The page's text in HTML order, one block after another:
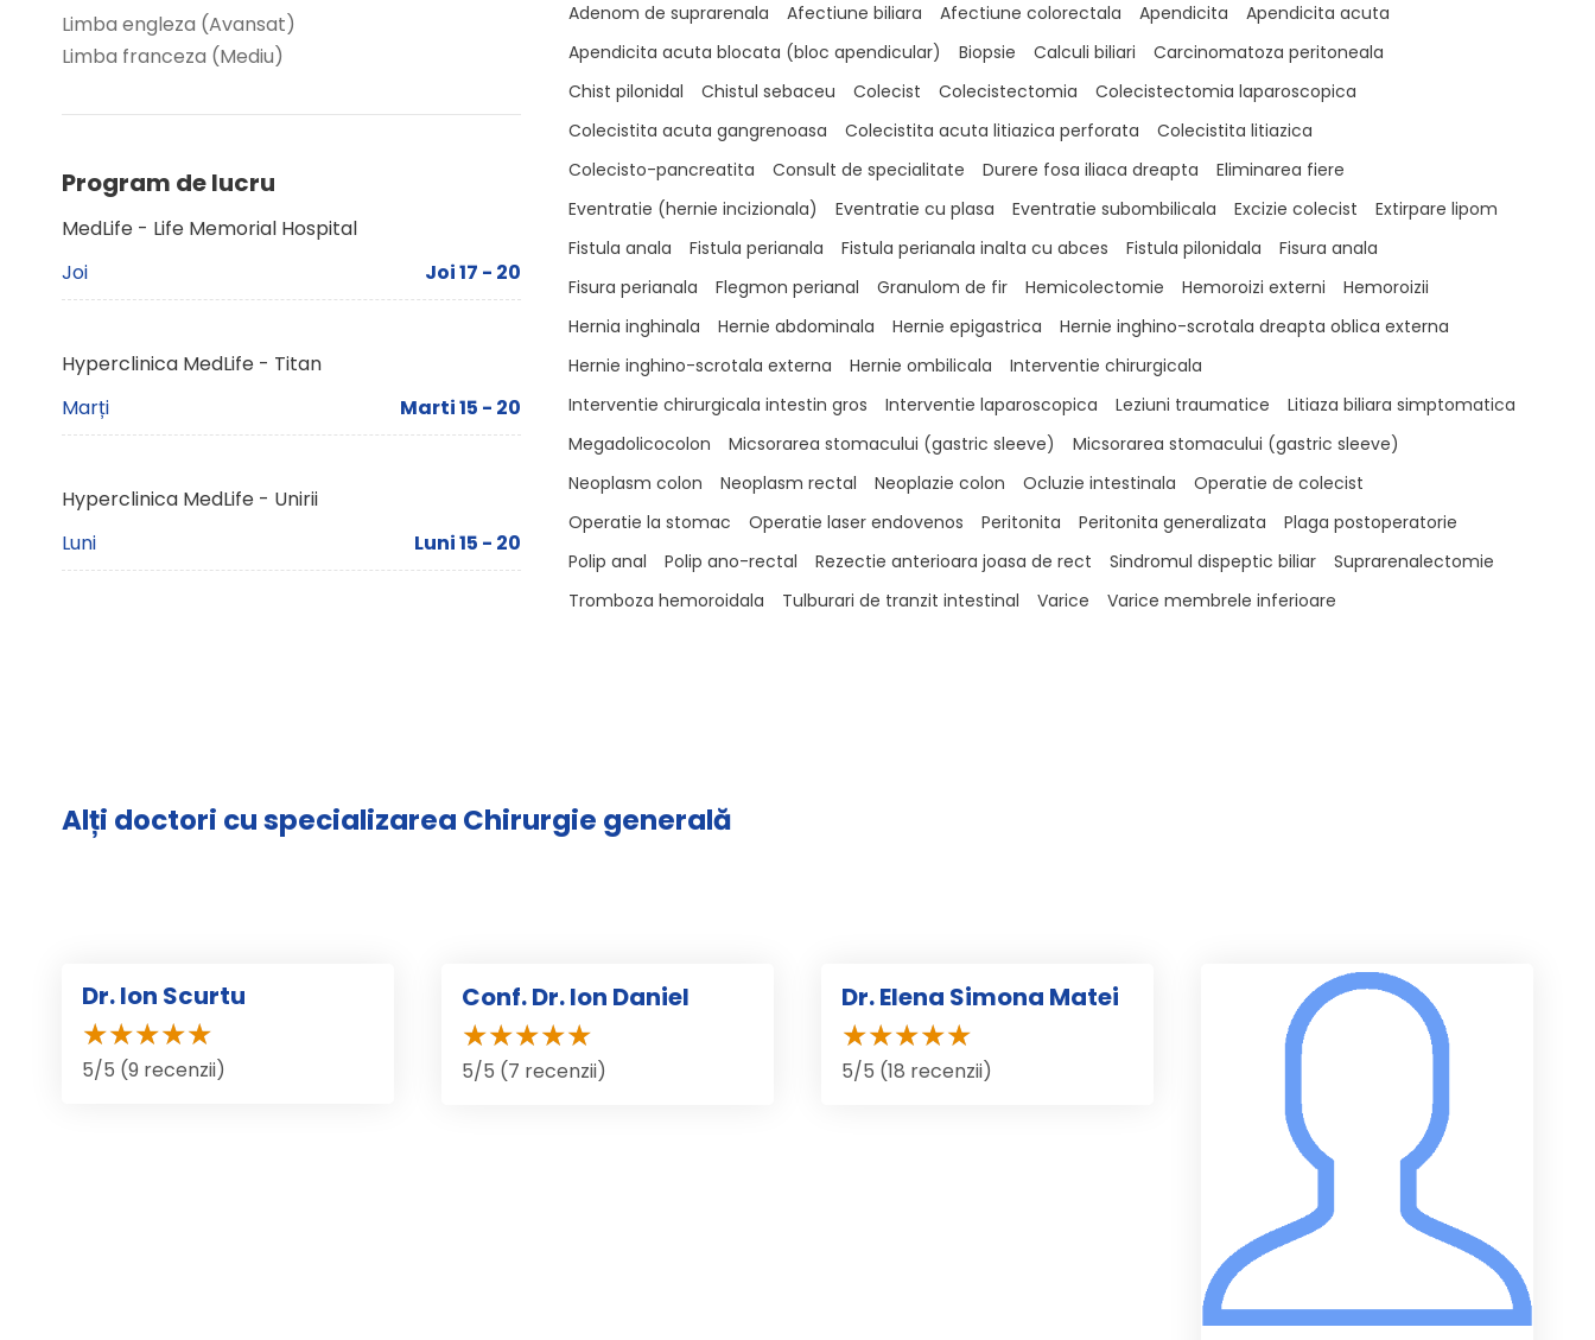
Limba engleza (Avansat)
Limba franceza (Mediu)
Program de lucru
MedLife - Life Memorial Hospital
Joi
Joi 17 - 20
Hyperclinica MedLife - Titan
Marți
Marti 15 - 20
Hyperclinica MedLife - Unirii
Luni
Luni 15 - 20
Adenom de suprarenala
Afectiune biliara Afectiune colorectala Apendicita
Apendicita acuta
Apendicita acuta blocata (bloc apendicular)
Biopsie Calculi biliari
Carcinomatoza peritoneala
Chist pilonidal
Chistul sebaceu Colecist Colecistectomia
Colecistectomia laparoscopica
Colecistita acuta gangrenoasa
Colecistita acuta litiazica perforata
Colecistita litiazica
Colecisto-pancreatita
Consult de specialitate Durere fosa iliaca dreapta
Eliminarea fiere
Eventratie (hernie incizionala)
Eventratie cu plasa Eventratie subombilicala Excizie colecist
Extirpare lipom
Fistula anala
Fistula perianala Fistula perianala inalta cu abces Fistula pilonidala
Fisura anala
Fisura perianala
Flegmon perianal Granulom de fir Hemicolectomie Hemoroizi externi
Hemoroizii
Hernia inghinala
Hernie abdominala Hernie epigastrica
Hernie inghino-scrotala dreapta oblica externa
Hernie inghino-scrotala externa
Hernie ombilicala
Interventie chirurgicala
Interventie chirurgicala intestin gros
Interventie laparoscopica Leziuni traumatice
Litiaza biliara simptomatica
Megadolicocolon
Micsorarea stomacului (gastric sleeve)
Micsorarea stomacului (gastric sleeve)
Neoplasm colon
Neoplasm rectal Neoplazie colon Ocluzie intestinala
Operatie de colecist
Operatie la stomac
Operatie laser endovenos Peritonita Peritonita generalizata
Plaga postoperatorie
Polip anal
Polip ano-rectal Rezectie anterioara joasa de rect Sindromul dispeptic biliar
Suprarenalectomie
Tromboza hemoroidala
Tulburari de tranzit intestinal Varice Varice membrele inferioare
Alți doctori cu specializarea Chirurgie generală
Dr. Ion Scurtu
5/5 (9 recenzii)
Conf. Dr. Ion Daniel
5/5 (7 recenzii)
Dr. Elena Simona Matei
5/5 (18 recenzii)